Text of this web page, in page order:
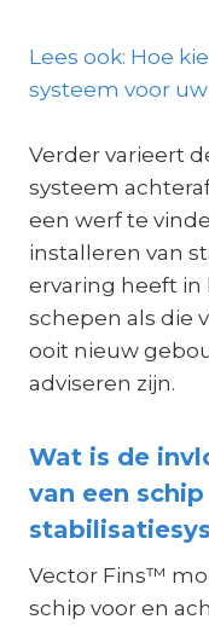
Lees ook: Hoe
systeem voor
Verder varieert
systeem
een werf te
installeren van
ervaring heeft
schepen als die
ooit nieuw
adviseren zijn.
Wat is de
van een
Vector Fins™
schip voor en